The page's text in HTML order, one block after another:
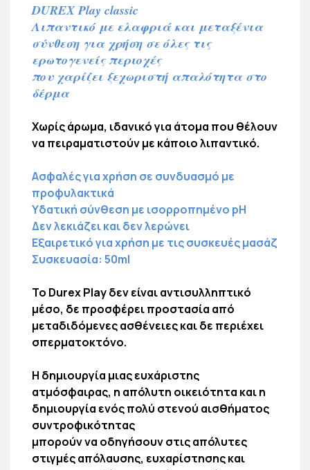
DUREX Play classic
Λιπαντικό με ελαφριά και μεταξένια
σύνθεση για χρήση σε όλες τις
ερωτογενείς περιοχές
που χαρίζει ξεχωριστή απαλότητα στο
δέρμα
Χωρίς άρωμα, ιδανικό για άτομα που θέλουν
να πειραματιστούν με κάποιο λιπαντικό.
Ασφαλές για χρήση σε συνδυασμό με
προφυλακτικά
Yδατική σύνθεση με ισορροπημένο pH
Δεν λεκιάζει και δεν λερώνει
Εξαιρετικό για χρήση με τις συσκευές μασάζ
Συσκευασία: 50ml
To Durex Play δεν είναι αντισυλληπτικό
μέσο, δε προσφέρει προστασία από
μεταδιδόμενες ασθένειες και δε περιέχει
σπερματοκτόνο.
Η δημιουργία μιας ευχάριστης
ατμόσφαιρας, η απόλυτη οικειότητα και η
δημιουργία ενός πολύ στενού αισθήματος
συντροφικότητας
μπορούν να οδηγήσουν στις απόλυτες
στιγμές απόλαυσης, ευχαρίστησης και